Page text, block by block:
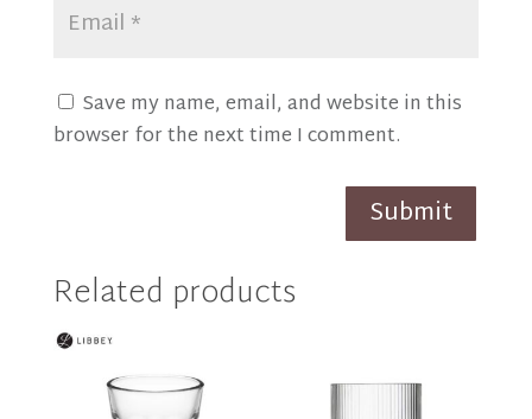
Save my name, email, and website in this
browser for the next time I comment.
Submit
Related products